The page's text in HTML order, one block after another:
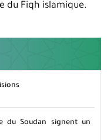
du Fiqh islamique.
du Soudan signent un